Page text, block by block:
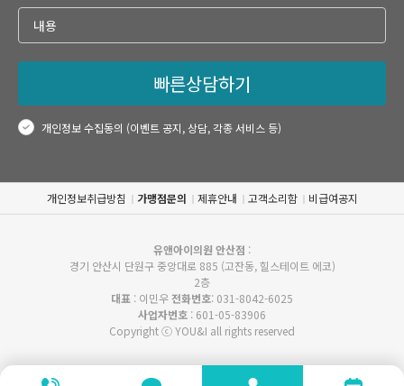
빠른상담하기
개인정보 수집동의 (이벤트 공지, 상담, 각종 서비스 등)
개인정보취급방침 가맹점문의 제휴안내 고객소리함 비급여공지
유앤아이의원 안산점 :
경기 안산시 단원구 중앙대로 885 (고잔동, 힐스테이트 에코)
2층
대표 : 이민우전화번호: 031-8042-6025
사업자번호 : 601-05-83906
Copyright ⓒ YOU&I all rights reserved